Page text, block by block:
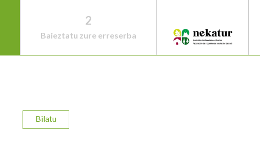
2
Baieztatu zure erreserba
Bilatu